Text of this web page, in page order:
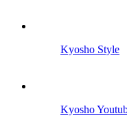
Kyosho Style
Kyosho